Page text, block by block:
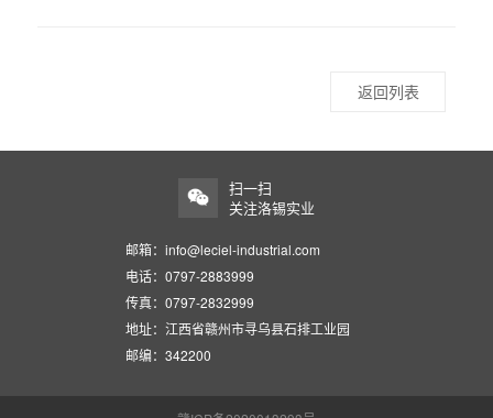
返回列表
扫一扫
关注洛锡实业
邮箱：info@leciel-industrial.com
电话：0797-2883999
传真：0797-2832999
地址：江西省赣州市寻乌县石排工业园
邮编：342200